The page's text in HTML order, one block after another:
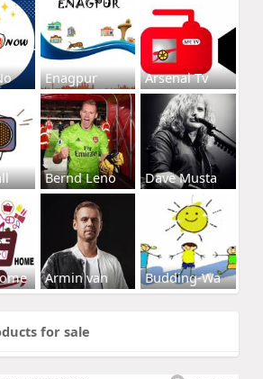
Enagpur Arsenal Tv
Bernd Leno Dave Musta
Armin van Budding-Wa
for sale